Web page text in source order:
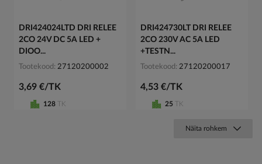
DRI424024LTD DRI RELEE
2CO 24V DC 5A LED +
DIOO...
Tootekood 27120200002
3,69 €/TK
128 TK
DRI424730LT DRI RELEE
2CO 230V AC 5A LED
+TESTN...
Tootekood 27120200017
4,53 €/TK
25 TK
Näita rohkem